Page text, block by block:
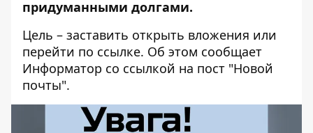
придуманными долгами.
Цель – заставить открыть вложения или
перейти по ссылке. Об этом сообщает
Информатор со ссылкой на пост "Новой
почты".